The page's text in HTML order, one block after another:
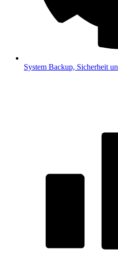
System Backup, Sicherheit